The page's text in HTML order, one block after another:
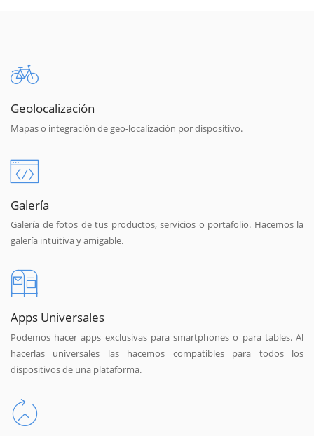
Geolocalización
Mapas o integración de geo-localización por dispositivo.
Galería
Galería de fotos de tus productos, servicios o portafolio. Hacemos la
galería intuitiva y amigable.
Apps Universales
Podemos hacer apps exclusivas para smartphones o para tables. Al
hacerlas universales las hacemos compatibles para todos los
dispositivos de una plataforma.